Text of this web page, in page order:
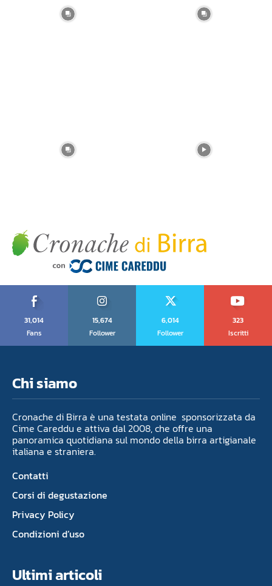
31,014
Fans
15,674
Follower
6,014
Follower
323
Iscritti
Chi siamo
Cronache di Birra è una testata online sponsorizzata da
Cime Careddu e attiva dal 2008, che offre una
panoramica quotidiana sul mondo della birra artigianale
italiana e straniera.
Contatti
Corsi di degustazione
Privacy Policy
Condizioni d’uso
Ultimi articoli